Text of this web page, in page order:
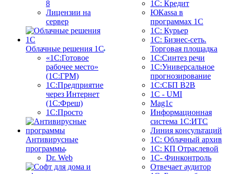
8
Лицензии на
сервер
Облачные решения 1С
«1C:Готовое
рабочее место»
(1С:ГРМ)
1С:Предприятие
через Интернет
(1С:Фреш)
1С:Просто
Антивирусные
программы
Dr. Web
1С: Кредит
ЮКаssа в
программах 1С
1С: Курьер
1С: Бизнес-сеть.
Торговая площадка
1С:Синтез речи
1С:Универсальное
прогнозирование
1С:СБП B2B
1C - UMI
Mag1c
Информационная
система 1С:ИТС
Линия консультаций
1С: Облачный архив
1С: КП Отраслевой
1С- Финконтроль
Отвечает аудитор